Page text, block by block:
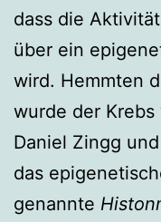
dass die
über ein
wird. Hemmten
wurde der Krebs
Daniel Zingg
das
genannte